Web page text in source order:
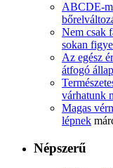
Nem csak
sokan
Az egész
átfogó
várhatunk
Magas
lépnek
Népszerű